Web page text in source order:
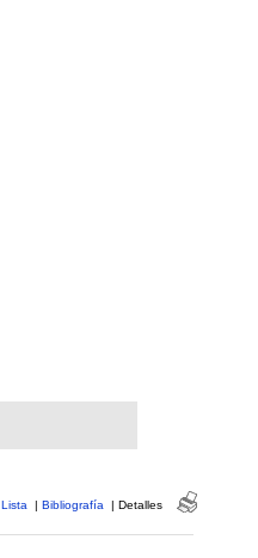
Lista | Bibliografía | Detalles